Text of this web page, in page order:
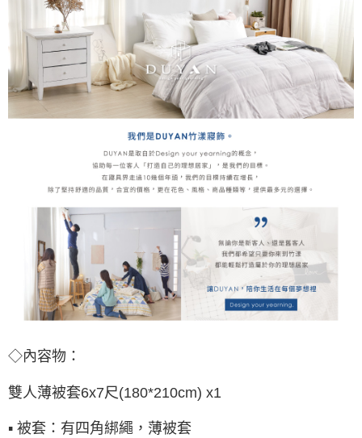
◇內容物：
雙人薄被套6x7尺(180*210cm) x1
▪ 被套：有四角綁繩，薄被套